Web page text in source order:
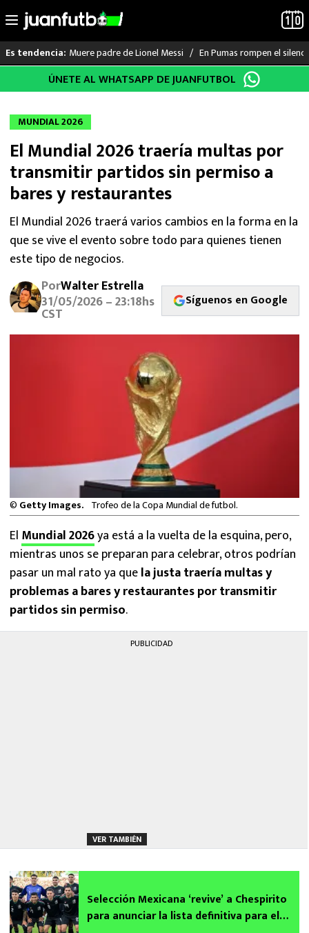
al
Es tendencia: Muere padre de Lionel Messi En Pumas rompen el
LO ÚLTIMO
LIGA MX
RAYADOS
PUMAS
ATLANTE
SELECCIÓN MEXICANA
FUTBOL INTERNACIONAL
MEXICANOS EN EL EXTRANJERO
LIGA MX
NFL
ÚNETE AL WHATSAPP DE JUANFUTBOL
MUNDIAL 2026
El Mundial 2026 traería multas por
transmitir partidos sin permiso a
bares y restaurantes
El Mundial 2026 traerá varios cambios en la forma en la
que se vive el evento sobre todo para quienes tienen
este tipo de negocios.
PorWalter Estrella
31/05/2026 – 23:18hs
CST
Síguenos en Google
© Getty Images. Trofeo de la Copa Mundial de futbol.
El Mundial 2026ya está a la vuelta de la esquina, pero,
mientras unos se preparan para celebrar, otros podrían
pasar un mal rato ya quela justa traería multas y
problemas a bares y restaurantes por transmitir
partidos sin permiso.
PUBLICIDAD
VER TAMBIÉN
Selección Mexicana ‘revive’ a Chespirito
para anunciar la lista definitiva para el